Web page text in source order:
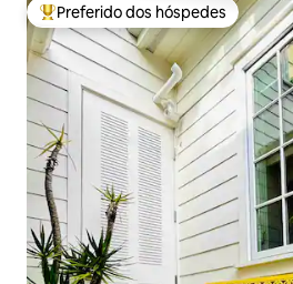
Entre os melhores preferidos dos
Preferido dos hóspedes